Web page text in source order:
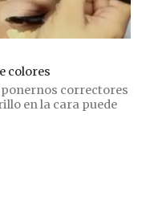
colores
correctores
en la cara puede